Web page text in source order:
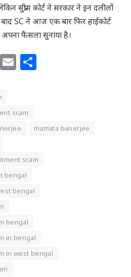
सुप्रीम कोर्ट ने सरकार ने इन दलीलों
SC ने आज एक बार फिर हाईकोर्ट
फैसला सुनाया है।
LinkedIn
Email
scam
mamata banerjee
scam
bengal
bengal
bengal
in bengal
in west bengal